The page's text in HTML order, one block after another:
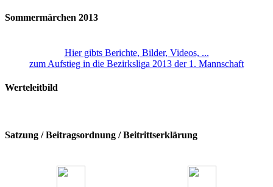
Sommermärchen 2013
Hier gibts Berichte, Bilder, Videos, ...
zum Aufstieg in die Bezirksliga 2013 der 1. Mannschaft
Werteleitbild
Satzung / Beitragsordnung / Beitrittserklärung